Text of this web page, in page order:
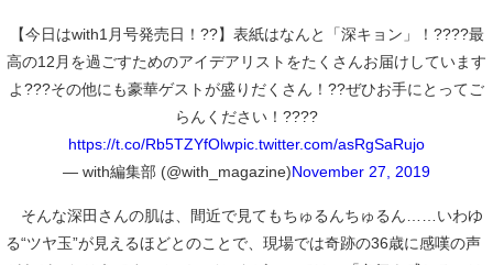
【今日はwith1月号発売日！??】表紙はなんと「深キョン」！????最
高の12月を過ごすためのアイデアリストをたくさんお届けしています
よ???その他にも豪華ゲストが盛りだくさん！??ぜひお手にとってご
らんください！????
https://t.co/Rb5TZYfOlwpic.twitter.com/asRgSaRujo
— with編集部 (@with_magazine)November 27, 2019
そんな深田さんの肌は、間近で見てもちゅるんちゅるん……いわゆ
る“ツヤ玉”が見えるほどとのことで、現場では奇跡の36歳に感嘆の声